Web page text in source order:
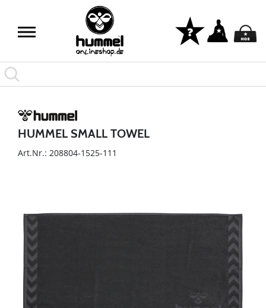
HUMMEL SMALL TOWEL
Art.Nr.: 208804-1525-111